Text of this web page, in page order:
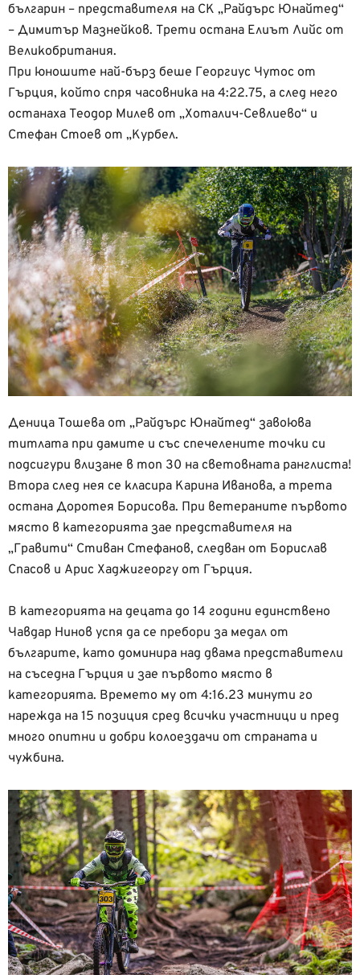
българин – представителя на СК „Райдърс Юнайтед“
– Димитър Мазнейков. Трети остана Елиът Лийс от
Великобритания.
При юношите най-бърз беше Георгиус Чутос от
Гърция, който спря часовника на 4:22.75, а след него
останаха Теодор Милев от „Хоталич-Севлиево“ и
Стефан Стоев от „Курбел.
Деница Тошева от „Райдърс Юнайтед“ завоюва
титлата при дамите и със спечелените точки си
подсигури влизане в топ 30 на световната ранглиста!
Втора след нея се класира Карина Иванова, а трета
остана Доротея Борисова. При ветераните първото
място в категорията зае представителя на
„Гравити“ Стиван Стефанов, следван от Борислав
Спасов и Арис Хаджигеоргу от Гърция.
В категорията на децата до 14 години единствено
Чавдар Нинов успя да се пребори за медал от
българите, като доминира над двама представители
на съседна Гърция и зае първото място в
категорията. Времето му от 4:16.23 минути го
нарежда на 15 позиция сред всички участници и пред
много опитни и добри колоездачи от страната и
чужбина.